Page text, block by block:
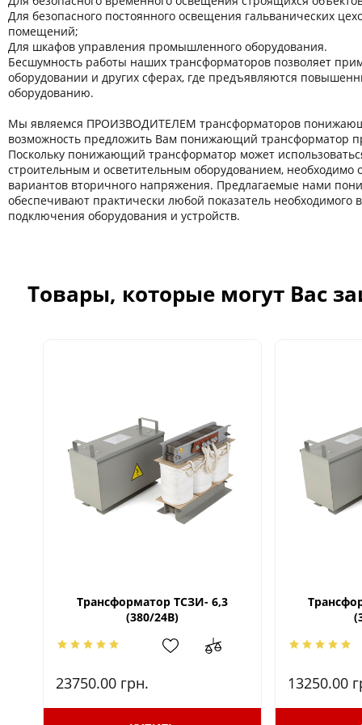
Для безопасного постоянного освещения гальванических
помещений;
Для шкафов управления промышленного оборудования.
Бесшумность работы наших трансформаторов позволяет
оборудовании и других сферaх, где предъявляются
оборудованию.
Мы являемся ПРОИЗВОДИТЕЛЕМ трансформаторов
возможность предложить Вам понижающий трансформатор
Поскольку понижающий трансформатор может
строительным и осветительным оборудованием, необходимо
вариантов вторичного напряжения. Предлагаемые нами
обеспечивают практически любой показатель необходимого
подключения оборудования и устройств.
Товары, которые могут Вас
Трансформатор ТСЗИ- 6,3
(380/24В)
23750.00 грн. 13250.00